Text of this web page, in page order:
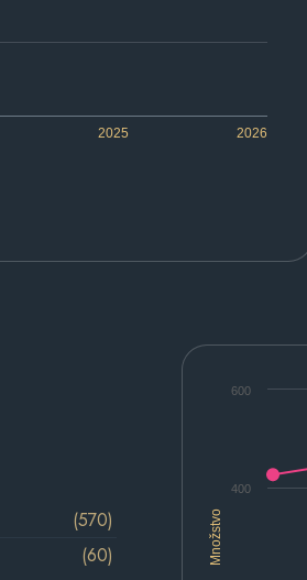
2025 2026
Množstvo
400
600
(570)
(60)